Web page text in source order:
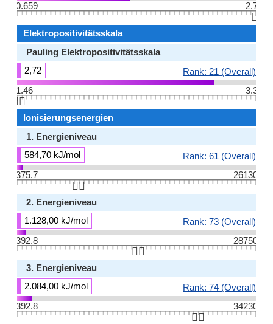
0.659
2.7
👆🏻
Elektropositivitätsskala
Pauling Elektropositivitätsskala
2,72
Rank: 21 (Overall)
1.46
3.3
👆🏻
Ionisierungsenergien
1. Energieniveau
584,70 kJ/mol
Rank: 61 (Overall)
375.7
26130
👆🏻
2. Energieniveau
1.128,00 kJ/mol
Rank: 73 (Overall)
392.8
28750
👆🏻
3. Energieniveau
2.084,00 kJ/mol
Rank: 74 (Overall)
392.8
34230
👆🏻